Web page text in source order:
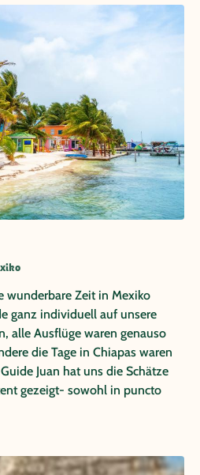
wunderbare Zeit in Mexiko
ganz individuell auf unsere
alle Ausflüge waren genauso
die Tage in Chiapas waren
Juan hat uns die Schätze
gezeigt- sowohl in puncto
" Topes" gefahren!
die uns immer bei